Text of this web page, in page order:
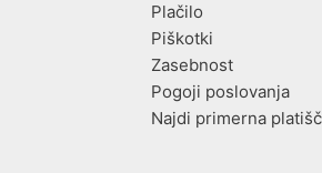
Plačilo
Piškotki
Zasebnost
Pogoji poslovanja
Najdi primerna